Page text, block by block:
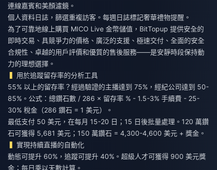
連線嘉賓和美顏濾鏡。
個人資料日誌，篩選重複訪客。每週日誌標記奢華禮物提醒。
為了可靠地線上購買 MICO Live 金幣儲值 ，BitTopup 提供安全的
即時交易、具競爭力的價格、廣泛的支援、極速交付、全面的安全
合規性、卓越的用戶評價和優質的售後服務——是安靜時段保持動
力的理想選擇。
用於追蹤留存率的分析工具
55% 以上的留存率？經過驗證的主播達到 75%，經紀公司達到 50-
85%。公式：總鑽石數 / 286 × 留存率 % - 1.5-3% 手續費 - 25-
30% 稅金（286 鑽石 = 1 美元）。
最低支付 50 美元，在每月 15-20 日；15 日後批量處理。120 萬鑽
石可獲得 5,681 美元；150 萬鑽石 = 4,300-4,600 美元 + 獎金。
實現持續直播的自動化
動態可提升 60%，追蹤可提升 40%。超級人才可獲得 900 美元獎
金；每日乘以天數計算。